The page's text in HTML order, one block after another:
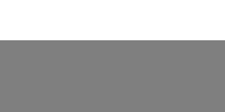
동문회보